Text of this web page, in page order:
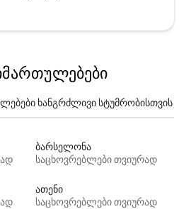
ხანგრძლივი სტუმრობისთვის
ბარსელონა
საცხოვრებლები თვიურად
ათენი
საცხოვრებლები თვიურად